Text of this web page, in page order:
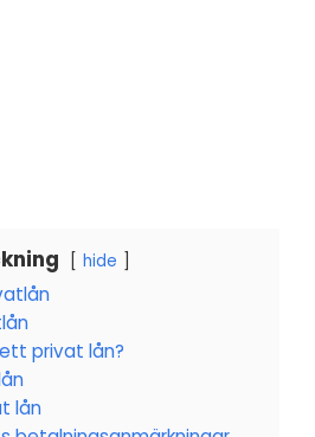
hide
privat lån?
lån